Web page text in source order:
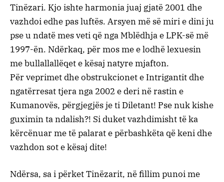
Tinëzari. Kjo ishte harmonia juaj gjatë 2001 dhe
vazhdoi edhe pas luftës. Arsyen më së miri e dini ju
pse u ndatë mes veti që nga Mblëdhja e LPK-së më
1997-ën. Ndërkaq, për mos me e lodhë lexuesin
me bullallallëqet e kësaj natyre mjafton.
Për veprimet dhe obstrukcionet e Intrigantit dhe
ngatërresat tjera nga 2002 e deri në rastin e
Kumanovës, përgjegjës je ti Diletant! Pse nuk kishe
guximin ta ndalish?! Si duket vazhdimisht të ka
kërcënuar me të palarat e përbashkëta që keni dhe
vazhdon sot e kësaj dite!
Ndërsa, sa i përket Tinëzarit, në fillim punoi me